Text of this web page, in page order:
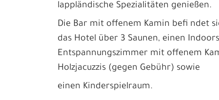
lappländische Spezialitäten genießen.
Die Bar mit offenem Kamin befi ndet
das Hotel über 3 Saunen, einen
Entspannungszimmer mit offenem
Holzjacuzzis (gegen Gebühr) sowie
einen Kinderspielraum.